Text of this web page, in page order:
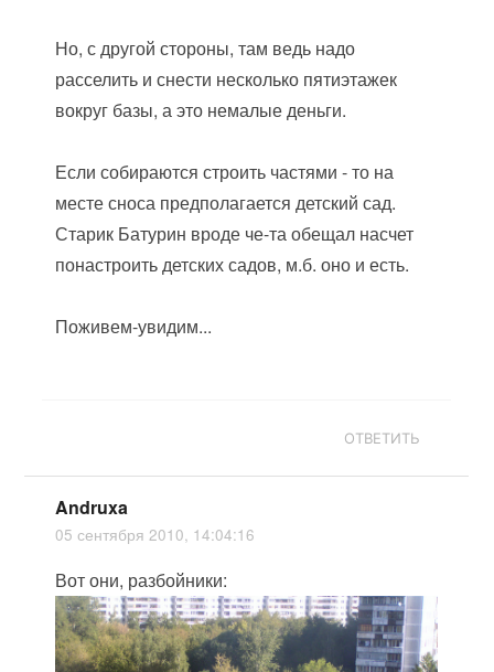
Но, с другой стороны, там ведь надо
расселить и снести несколько пятиэтажек
вокруг базы, а это немалые деньги.
Если собираются строить частями - то на
месте сноса предполагается детский сад.
Старик Батурин вроде че-та обещал насчет
понастроить детских садов, м.б. оно и есть.
Поживем-увидим...
ОТВЕТИТЬ
Andruxa
05 сентября 2010, 14:04:16
Вот они, разбойники: